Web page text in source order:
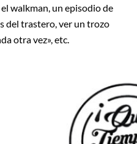
walkman, un episodio de
del trastero, ver un trozo
otra vez», etc.